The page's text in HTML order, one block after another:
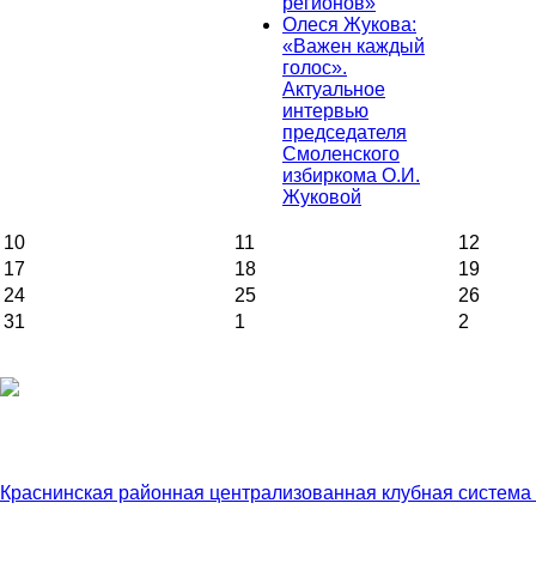
Олеся Жукова:
«Важен каждый
голос».
Актуальное
интервью
председателя
Смоленского
избиркома О.И.
Жуковой
10 11
12
17
18
19
24
25
26
31
1 2
Краснинская районная централизованная клубная